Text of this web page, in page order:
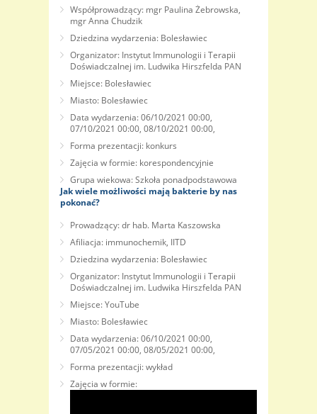
Współprowadzący: mgr Paulina Żebrowska,
mgr Anna Chudzik
Dziedzina wydarzenia: Bolesławiec
Organizator: Instytut Immunologii i Terapii
Doświadczalnej im. Ludwika Hirszfelda PAN
Miejsce: Bolesławiec
Miasto: Bolesławiec
Data wydarzenia: 06/10/2021 00:00,
07/10/2021 00:00, 08/10/2021 00:00,
Forma prezentacji: konkurs
Zajęcia w formie: korespondencyjnie
Grupa wiekowa: Szkoła ponadpodstawowa
Jak wiele możliwości mają bakterie by nas
pokonać?
Prowadzący: dr hab. Marta Kaszowska
Afiliacja: immunochemik, IITD
Dziedzina wydarzenia: Bolesławiec
Organizator: Instytut Immunologii i Terapii
Doświadczalnej im. Ludwika Hirszfelda PAN
Miejsce: YouTube
Miasto: Bolesławiec
Data wydarzenia: 06/10/2021 00:00,
07/05/2021 00:00, 08/05/2021 00:00,
Forma prezentacji: wykład
Zajęcia w formie: